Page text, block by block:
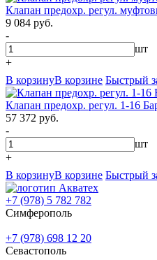
Клапан предохр. регул.
9 084 руб.
-
шт
+
В корзинуВ корзине Быстрый
Клапан предохр. регул. 1-16
57 372 руб.
-
шт
+
В корзинуВ корзине Быстрый
+7 (978) 5 782 782
Симферополь
+7 (978) 698 12 20
Севастополь